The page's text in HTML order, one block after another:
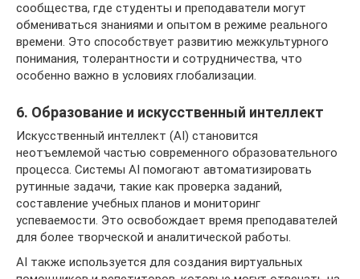
сообщества, где студенты и преподаватели могут
обмениваться знаниями и опытом в режиме реального
времени. Это способствует развитию межкультурного
понимания, толерантности и сотрудничества, что
особенно важно в условиях глобализации.
6. Образование и искусственный интеллект
Искусственный интеллект (AI) становится
неотъемлемой частью современного образовательного
процесса. Системы AI помогают автоматизировать
рутинные задачи, такие как проверка заданий,
составление учебных планов и мониторинг
успеваемости. Это освобождает время преподавателей
для более творческой и аналитической работы.
AI также используется для создания виртуальных